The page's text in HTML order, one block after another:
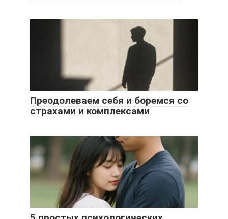
Преодолеваем себя и боремся со
страхами и комплексами